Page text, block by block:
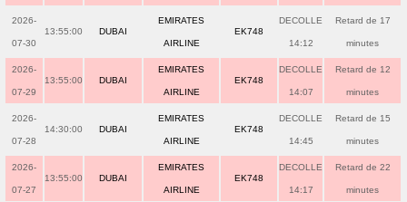
2026-
07-30
13:55:00 DUBAI
EMIRATES
AIRLINE
EK748
DECOLLE
14:12
Retard de 17
minutes
2026-
07-29
13:55:00 DUBAI
EMIRATES
AIRLINE
EK748
DECOLLE
14:07
Retard de 12
minutes
2026-
07-28
14:30:00 DUBAI
EMIRATES
AIRLINE
EK748
DECOLLE
14:45
Retard de 15
minutes
2026-
07-27
13:55:00 DUBAI
EMIRATES
AIRLINE
EK748
DECOLLE
14:17
Retard de 22
minutes